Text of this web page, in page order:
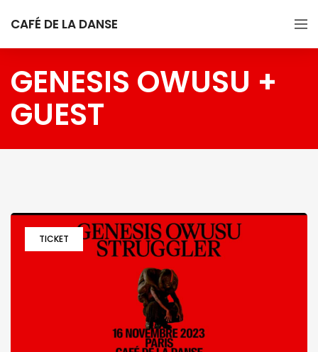
CAFÉ DE LA DANSE
GENESIS OWUSU +
GUEST
TICKET